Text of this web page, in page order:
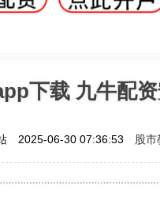
下载 九牛配
2025-06-30 07:36:53 股